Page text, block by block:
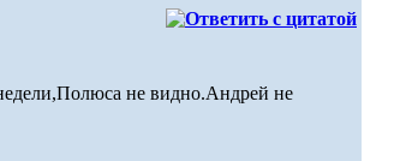
не видно.Андрей не